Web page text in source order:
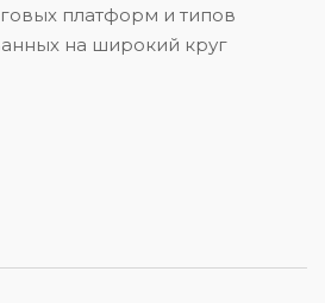
платформ и типов
на широкий круг